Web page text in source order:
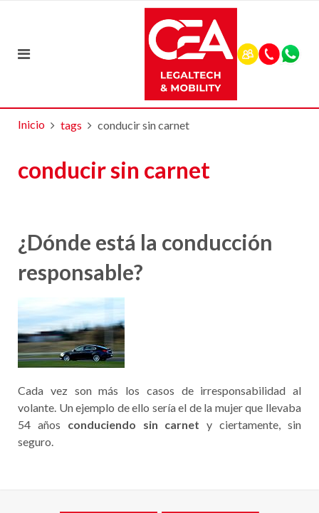
Inicio tags conducir sin carnet
conducir sin carnet
¿Dónde está la conducción
responsable?
Cada vez son más los casos de irresponsabilidad al
volante. Un ejemplo de ello sería el de la mujer que llevaba
54 años conduciendo sin carnet y ciertamente, sin
seguro.